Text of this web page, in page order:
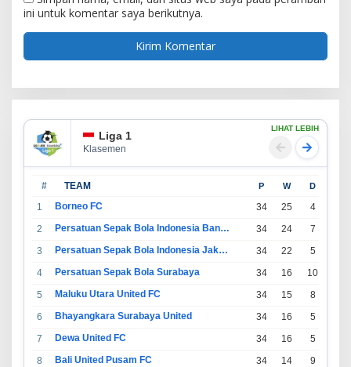
ini untuk komentar saya berikutnya.
Liga 1
Klasemen
LIHAT LEBIH
# TEAM P W D
1 Borneo FC 34 25 4
2
Persatuan Sepak Bola Indonesia Bandung 34 24 7
3
Persatuan Sepak Bola Indonesia Jakarta 34 22 5
4
Persatuan Sepak Bola Surabaya 34 16 10
5
Maluku Utara United FC 34 15 8
6
Bhayangkara Surabaya United 34 16 5
7
Dewa United FC 34 16 5
8
Bali United Pusam FC 34 14 9